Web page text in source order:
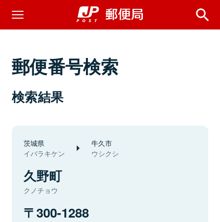
郵便番号検索
検索結果
茨城県
イバラキケン
牛久市
ウシクシ
久野町
クノチョウ
300-1288